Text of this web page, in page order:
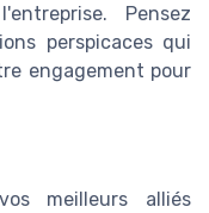
Pensez
perspicaces qui
engagement pour
meilleurs alliés